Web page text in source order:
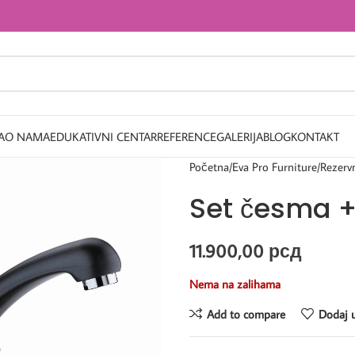
O NAMAEDUKATIVNI CENTARREFERENCEGALERIJABLOGKONTAKT
Početna Eva Pro Furniture
Set česma
11.900,00 рсд
Nema na zalihama
Add to compare
Dodaj